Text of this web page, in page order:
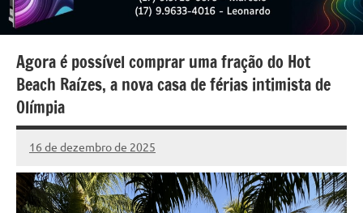
Agora é possível comprar uma fração do Hot
Beach Raízes, a nova casa de férias intimista de
Olímpia
16 de dezembro de 2025
Marcelo
Fachin
1.477
comentários